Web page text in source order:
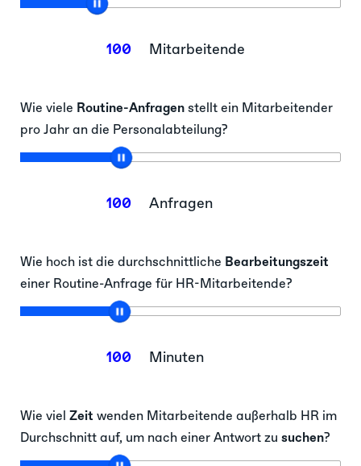
100 Mitarbeitende
Wie viele Routine-Anfragen stellt ein Mitarbeitender
pro Jahr an die Personalabteilung?
100 Anfragen
Wie hoch ist die durchschnittliche Bearbeitungszeit
einer Routine-Anfrage für HR-Mitarbeitende?
100 Minuten
Wie vielZeit wenden Mitarbeitende außerhalb HR im
Durchschnitt auf, um nach einer Antwort zusuchen?